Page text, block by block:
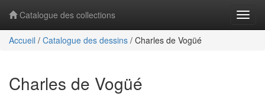
Catalogue des collections
Accueil / Catalogue des dessins / Charles de Vogüé
Charles de Vogüé